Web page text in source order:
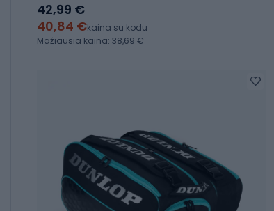
42,99 €
40,84 €kaina su kodu
Mažiausia kaina: 38,69 €